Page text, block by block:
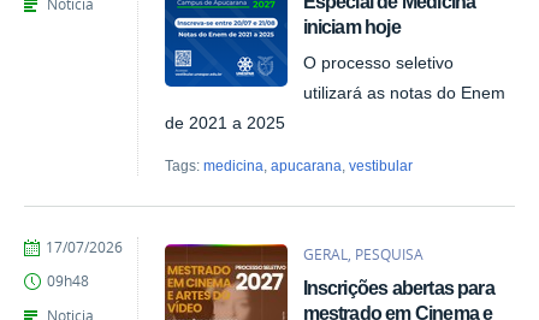
iniciam hoje
O processo seletivo
utilizará as notas do Enem
de 2021 a 2025
Tags:medicina,apucarana,vestibular
Noticia
GERAL, PESQUISA
Inscrições abertas para
mestrado em Cinema e
por
Ligmanovski
publicado
17/07/2026
09h48
Noticia